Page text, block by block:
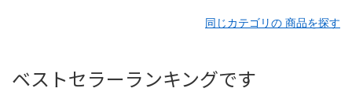
同じカテゴリの 商品を探す
ベストセラーランキングです